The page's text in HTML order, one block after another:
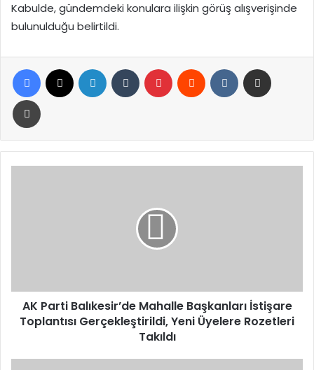
Kabulde, gündemdeki konulara ilişkin görüş alışverişinde
bulunulduğu belirtildi.
Facebook LinkedIn Tumblr Pinterest Reddit VKontakte
Yazdır
Yeni
Üyelere
Rozetleri
AK Parti Balıkesir’de Mahalle Başkanları İstişare
Toplantısı Gerçekleştirildi, Yeni Üyelere Rozetleri
Takıldı